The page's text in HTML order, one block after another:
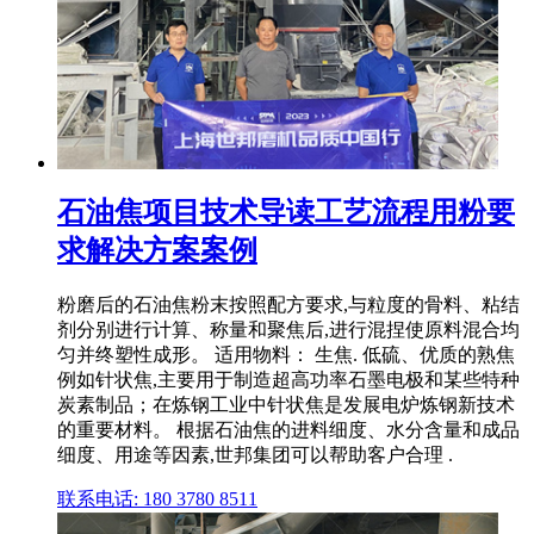
石油焦项目技术导读工艺流程用粉要
求解决方案案例
粉磨后的石油焦粉末按照配方要求,与粒度的骨料、粘结
剂分别进行计算、称量和聚焦后,进行混捏使原料混合均
匀并终塑性成形。 适用物料： 生焦. 低硫、优质的熟焦
例如针状焦,主要用于制造超高功率石墨电极和某些特种
炭素制品；在炼钢工业中针状焦是发展电炉炼钢新技术
的重要材料。 根据石油焦的进料细度、水分含量和成品
细度、用途等因素,世邦集团可以帮助客户合理 .
联系电话: 180 3780 8511